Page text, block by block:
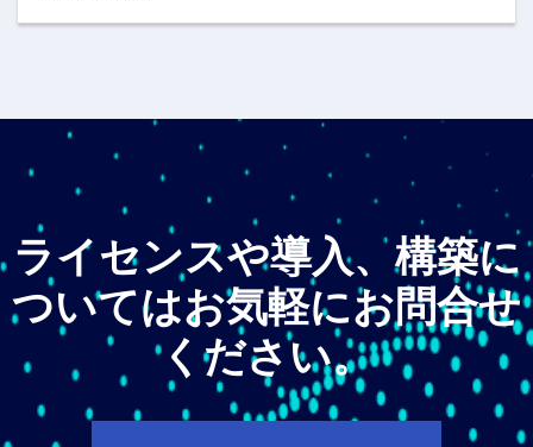
ライセンスや導入、構築に
ついてはお気軽にお問合せ
ください。